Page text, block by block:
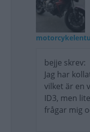
bejje skrev:
Jag har
vilket är en
ID3, men
frågar mig